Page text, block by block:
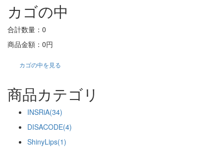
カゴの中
合計数量： 0
商品金額： 0円
カゴの中を見る
商品カテゴリ
INSRiA(34)
DISACODE(4)
ShinyLips(1)